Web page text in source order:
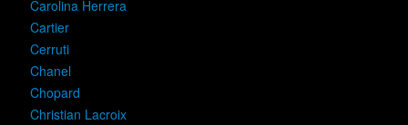
Carolina Herrera
Cartier
Cerruti
Chanel
Chopard
Christian Lacroix